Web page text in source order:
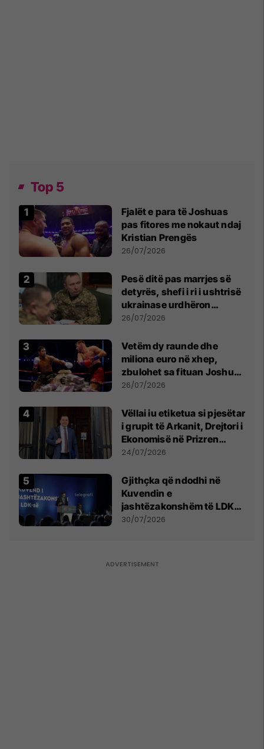
Top 5
Fjalët e para të Joshuas
pas fitores me nokaut ndaj
Kristian Prengës
26/07/2026
Pesë ditë pas marrjes së
detyrës, shefi i ri i ushtrisë
ukrainase urdhëron
kontroll të madh
26/07/2026
Vetëm dy raunde dhe
miliona euro në xhep,
zbulohet sa fituan Joshua
e Prenga
26/07/2026
Vëllai iu etiketua si pjesëtar
i grupit të Arkanit, Drejtori i
Ekonomisë në Prizren
mohon pretendimet
24/07/2026
Gjithçka që ndodhi në
Kuvendin e
jashtëzakonshëm të LDK-
së
30/07/2026